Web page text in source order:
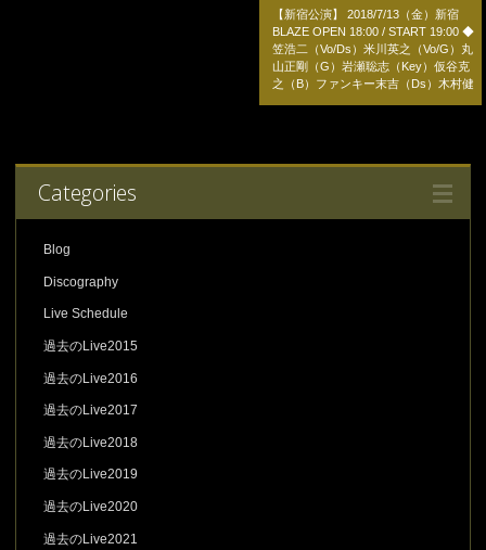
【新宿公演】 2018/7/13（金）新宿
BLAZE OPEN 18:00 / START 19:00 ◆
笠浩二（Vo/Ds）米川英之（Vo/G）丸
山正剛（G）岩瀬聡志（Key）仮谷克
之（B）ファンキー末吉（Ds）木村健
Categories
Blog
Discography
Live Schedule
過去のLive2015
過去のLive2016
過去のLive2017
過去のLive2018
過去のLive2019
過去のLive2020
過去のLive2021